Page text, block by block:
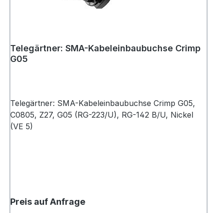
Telegärtner: SMA-Kabeleinbaubuchse Crimp
G05
Telegärtner: SMA-Kabeleinbaubuchse Crimp G05,
C0805, Z27, G05 (RG-223/U), RG-142 B/U, Nickel
(VE 5)
Preis auf Anfrage